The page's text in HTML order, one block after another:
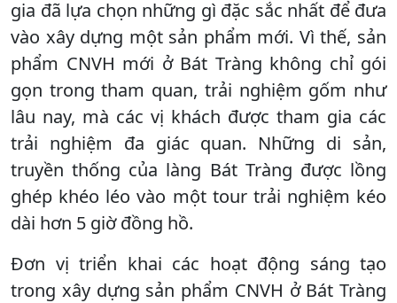
gia đã lựa chọn những gì đặc sắc nhất để đưa
vào xây dựng một sản phẩm mới. Vì thế, sản
phẩm CNVH mới ở Bát Tràng không chỉ gói
gọn trong tham quan, trải nghiệm gốm như
lâu nay, mà các vị khách được tham gia các
trải nghiệm đa giác quan. Những di sản,
truyền thống của làng Bát Tràng được lồng
ghép khéo léo vào một tour trải nghiệm kéo
dài hơn 5 giờ đồng hồ.
Đơn vị triển khai các hoạt động sáng tạo
trong xây dựng sản phẩm CNVH ở Bát Tràng